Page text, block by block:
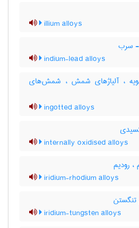
illium alloys
- سرب
indium-lead alloys
، آلیاژهای شمش ، شمش‌های
ingotted alloys
internally oxidised alloys
، رودیم
iridium-rhodium alloys
تنگستن
iridium-tungsten alloys